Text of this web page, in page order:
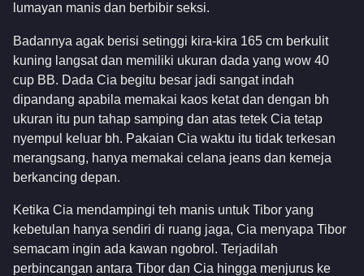
lumayan manis dan berbibir seksi.
Badannya agak berisi setinggi kira-kira 165 cm berkulit
kuning langsat dan memiliki ukuran dada yang wow 40
cup BB. Dada Cia begitu besar jadi sangat indah
dipandang apabila memakai kaos ketat dan dengan bh
ukuran itu pun tahap samping dan atas tetek Cia tetap
nyempul keluar bh. Pakaian Cia waktu itu tidak terkesan
merangsang, hanya memakai celana jeans dan kemeja
berkancing depan.
Ketika Cia mendampingi teh manis untuk Tibor yang
kebetulan hanya sendiri di ruang jaga, Cia menyapa Tibor
semacam ingin ada kawan ngobrol. Terjadilah
perbincangan antara Tibor dan Cia hingga menjurus ke